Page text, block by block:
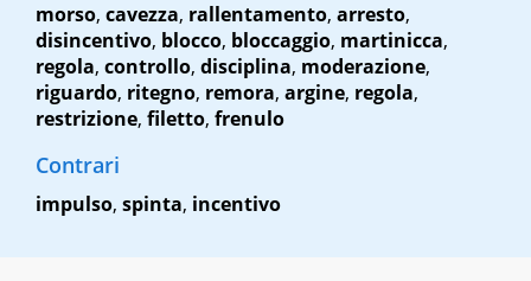
morso, cavezza, rallentamento, arresto,
disincentivo, blocco, bloccaggio, martinicca,
regola, controllo, disciplina, moderazione,
riguardo, ritegno, remora, argine, regola,
restrizione, filetto, frenulo
Contrari
impulso, spinta, incentivo